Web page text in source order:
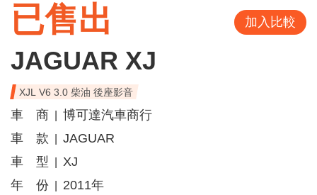
已售出 加入比較
JAGUAR XJ
XJL V6 3.0 柴油 後座影音
車 商
博可達汽車商行
車 款
JAGUAR
車 型
XJ
年 份
2011年